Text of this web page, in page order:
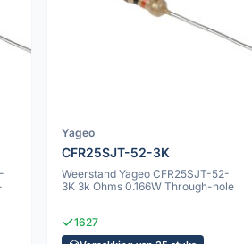
Yageo
CFR25SJT-52-3K
Weerstand Yageo CFR25SJT-52-
3K 3k Ohms 0.166W Through-hole
1627